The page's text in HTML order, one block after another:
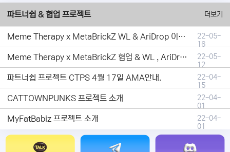
파트너쉽 & 협업 프로젝트 더보기
Meme Therapy x MetaBrickZ WL & AriDrop 이벤트 결과안내!
22-05-
16
Meme Therapy x MetaBrickZ 협업 & WL , AriDrop 이벤트 안내
22-05-
12
파트너쉽 프로젝트 CTPS 4월 17일 AMA안내.
22-04-
15
CATTOWNPUNKS 프로젝트 소개
22-04-
01
MyFatBabiz 프로젝트 소개
22-04-
01